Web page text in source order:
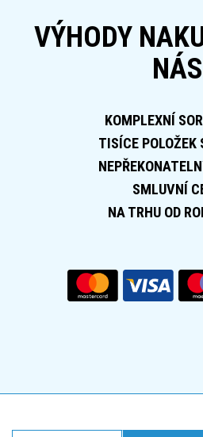
VÝHODY
NÁS
KOMPLEXNÍ
TISÍCE POLOŽEK
SMLUVNÍ
NA TRHU OD